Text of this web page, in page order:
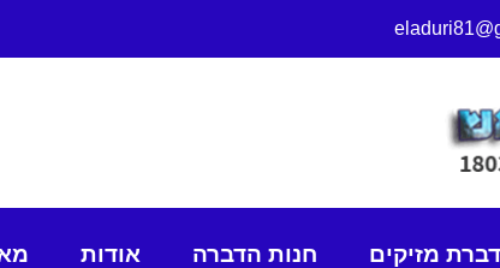
מזיקים חנות הדברה אודות